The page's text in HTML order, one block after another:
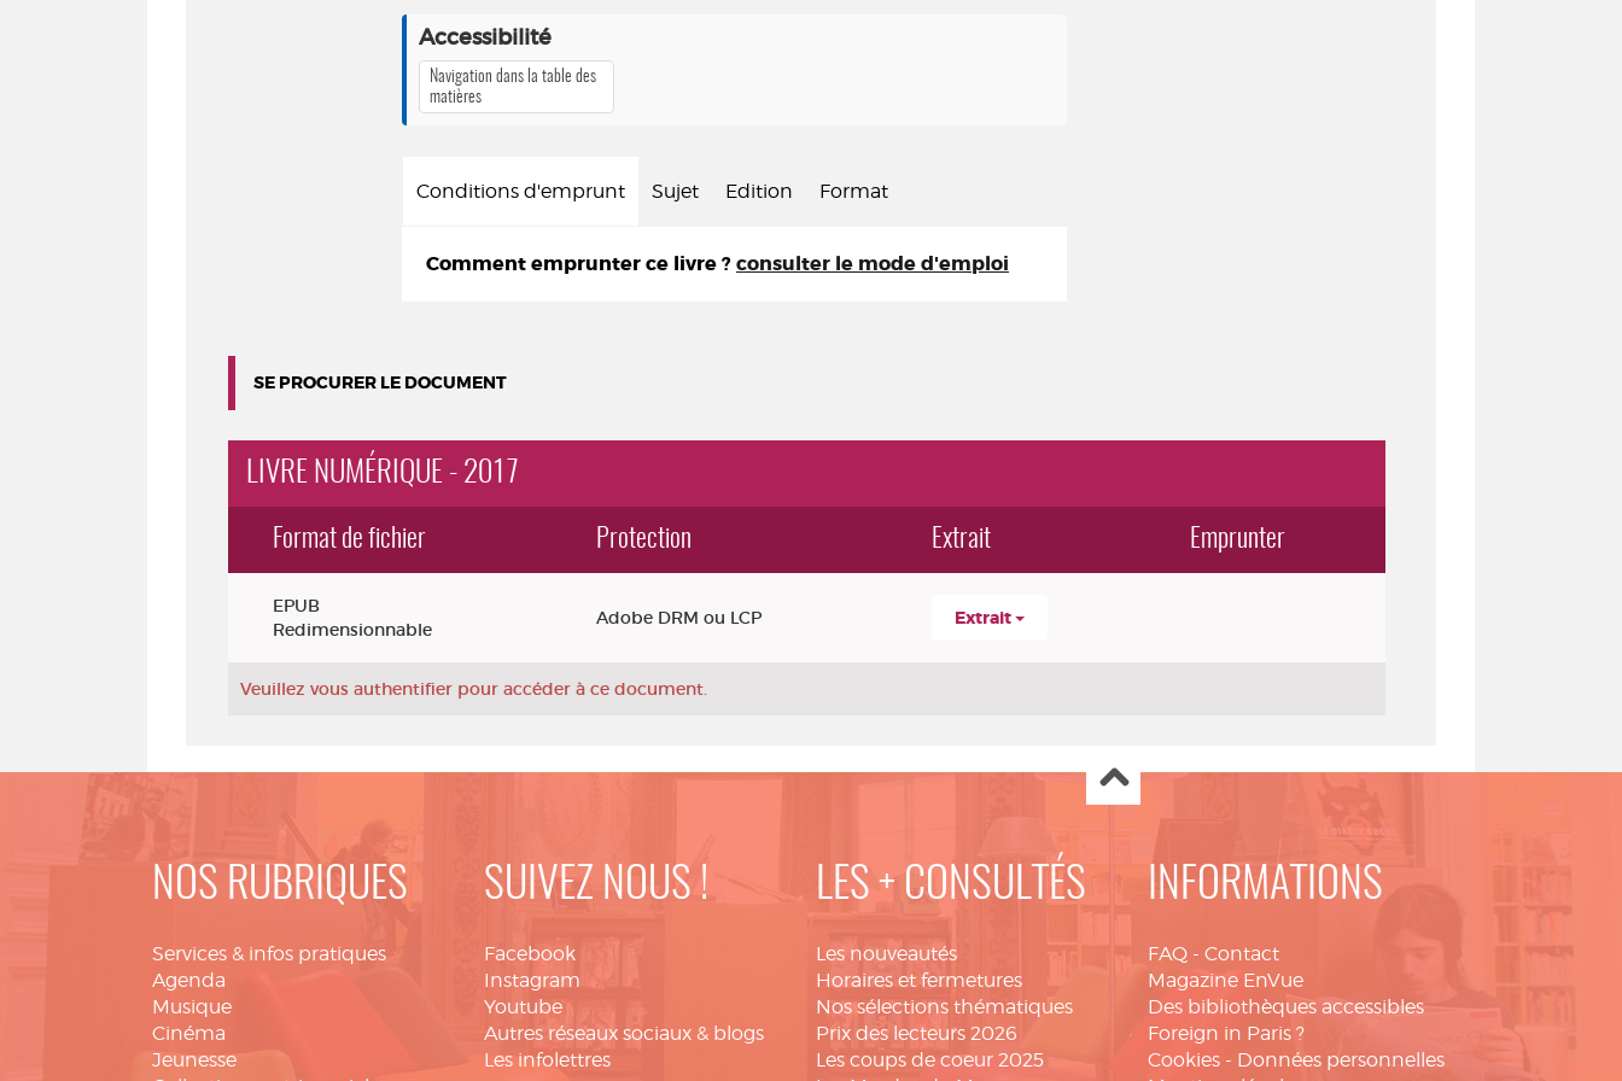
Accessibilité
Navigation dans la table des
matières
Conditions d'emprunt Sujet Edition Format
Comment emprunter ce livre ? consulter le mode d'emploi
SE PROCURER LE DOCUMENT
LIVRE NUMÉRIQUE - 2017
Format de fichier Protection Extrait Emprunter
EPUB
Redimensionnable
Adobe DRM ou LCP Extrait
Veuillez vous authentifier pour accéder à ce document.
NOS RUBRIQUES
Services & infos pratiques
Agenda
Musique
Cinéma
Jeunesse
SUIVEZ NOUS !
Facebook
Instagram
Youtube
Autres réseaux sociaux & blogs
Les infolettres
LES + CONSULTÉS
Les nouveautés
Horaires et fermetures
Nos sélections thématiques
Prix des lecteurs 2026
Les coups de coeur 2025
INFORMATIONS
FAQ - Contact
Magazine EnVue
Des bibliothèques accessibles
Foreign in Paris ?
Cookies - Données personnelles